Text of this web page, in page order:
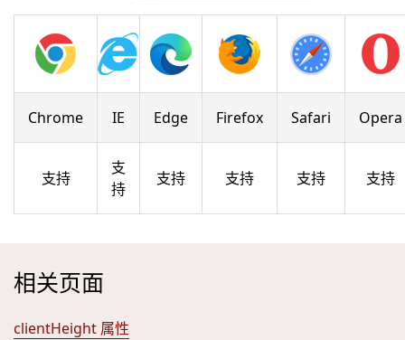
Chrome IE Edge Firefox Safari Opera
支持
支
持
支持 支持 支持 支持
相关页面
clientHeight 属性